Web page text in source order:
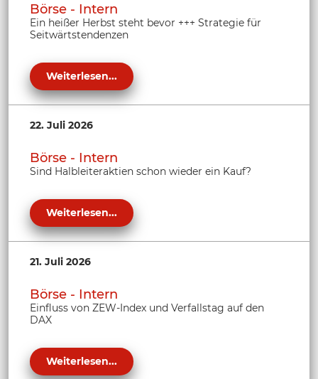
Börse - Intern
Ein heißer Herbst steht bevor +++ Strategie für
Seitwärtstendenzen
Weiterlesen...
22. Juli 2026
Börse - Intern
Sind Halbleiteraktien schon wieder ein Kauf?
Weiterlesen...
21. Juli 2026
Börse - Intern
Einfluss von ZEW-Index und Verfallstag auf den
DAX
Weiterlesen...